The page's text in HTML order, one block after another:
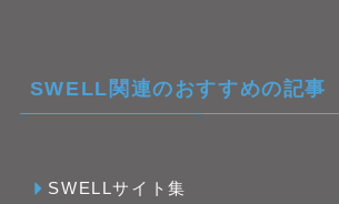
SWELL関連のおすすめの記事
SWELLサイト集